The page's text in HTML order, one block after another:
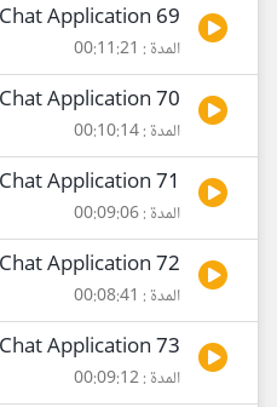
69 JAVA Swing GUI Chat Application
المدة : 00:11:21
70 JAVA Swing GUI Chat Application
المدة : 00:10:14
71 JAVA Swing GUI Chat Application
المدة : 00:09:06
72 JAVA Swing GUI Chat Application
المدة : 00:08:41
73 JAVA Swing GUI Chat Application
المدة : 00:09:12